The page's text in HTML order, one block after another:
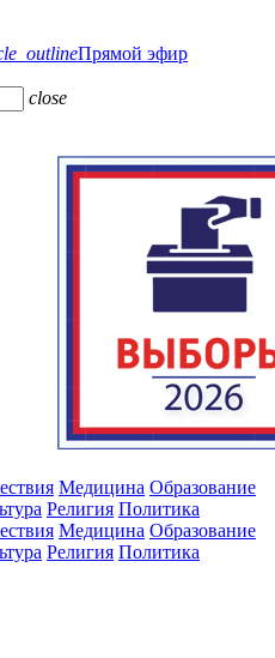
Прямой эфир
close
Медицина Образование
Религия Политика
Медицина Образование
Религия Политика